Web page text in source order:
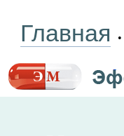
Главная •